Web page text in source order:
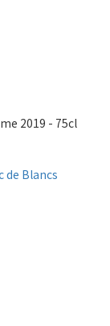
2019 - 75cl